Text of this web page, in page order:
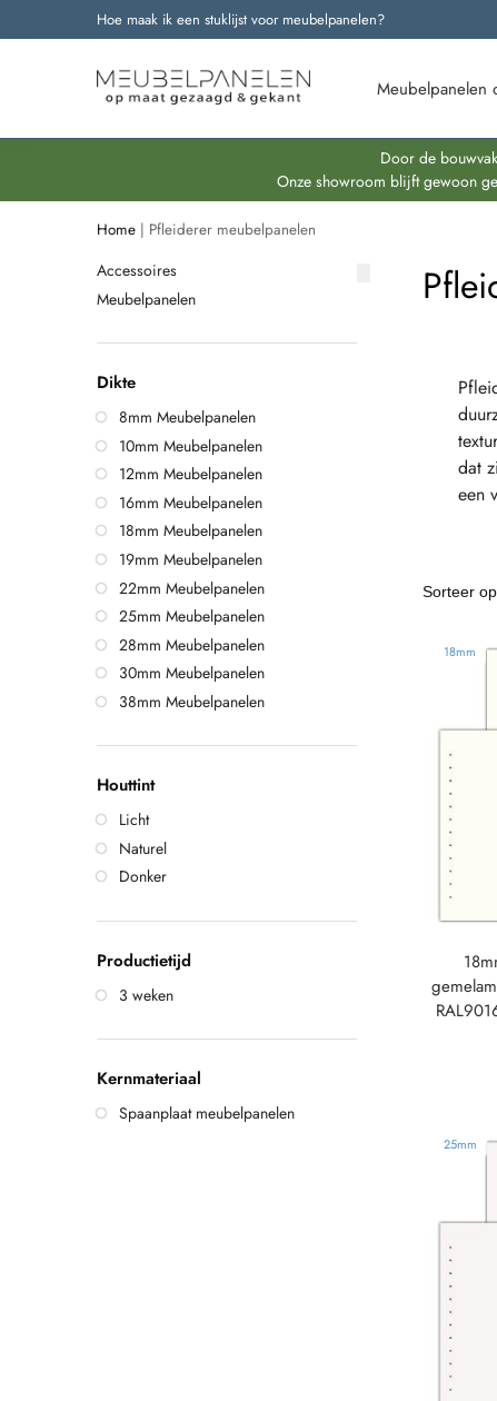
Hoe maak ik een stuklijst voor meubelpanelen?
Meubelpanelen
Onze nieuwste producten
Door de
Onze showroom blijft gewoon
Home | Pfleiderer meubelpanelen
dat
een
18mm
25mm
Accessoires
Meubelpanelen
Dikte
8mm Meubelpanelen
10mm Meubelpanelen
12mm Meubelpanelen
16mm Meubelpanelen
18mm Meubelpanelen
19mm Meubelpanelen
22mm Meubelpanelen
25mm Meubelpanelen
28mm Meubelpanelen
30mm Meubelpanelen
38mm Meubelpanelen
Houttint
Licht
Naturel
Donker
Productietijd
3 weken
Kernmateriaal
Spaanplaat meubelpanelen